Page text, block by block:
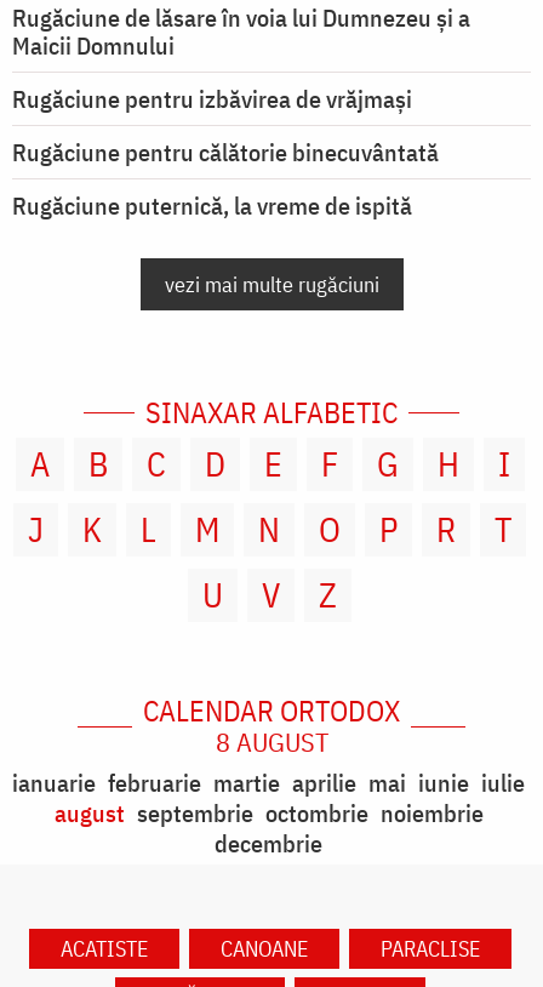
Rugăciune de lăsare în voia lui Dumnezeu şi a
Maicii Domnului
Rugăciune pentru izbăvirea de vrăjmași
Rugăciune pentru călătorie binecuvântată
Rugăciune puternică, la vreme de ispită
vezi mai multe rugăciuni
SINAXAR ALFABETIC
A B C D E F G H
I
J
K L M N O P R
T
U
V Z
CALENDAR ORTODOX
8 AUGUST
ianuarie februarie martie aprilie mai iunie iulie
august septembrie octombrie noiembrie
decembrie
ACATISTE CANOANE
PARACLISE